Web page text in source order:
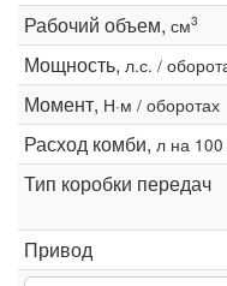
Рабочий объем, см3
Мощность, л.с. /
Момент, Н·м / оборотах
Расход комби, л на
Тип коробки передач
Привод